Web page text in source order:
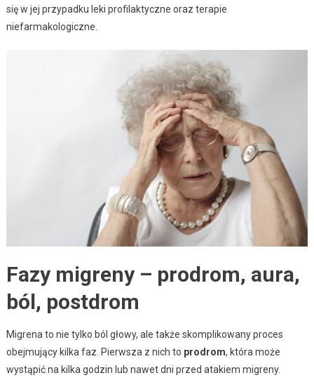
się w jej przypadku leki profilaktyczne oraz terapie
niefarmakologiczne.
Fazy migreny – prodrom, aura,
ból, postdrom
Migrena to nie tylko ból głowy, ale także skomplikowany proces
obejmujący kilka faz. Pierwsza z nich to prodrom, która może
wystąpić na kilka godzin lub nawet dni przed atakiem migreny.